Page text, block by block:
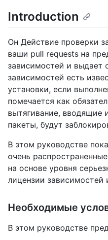
Introduction
Он Действие проверки
ваши pull requests на
зависимостей и выдает
зависимостей есть
установки, если
помечается как
вытягивание, вводящие
пакеты, будут
В этом руководстве
очень
на основе уровня
лицензии зависимостей
Необходимые
В этом руководстве